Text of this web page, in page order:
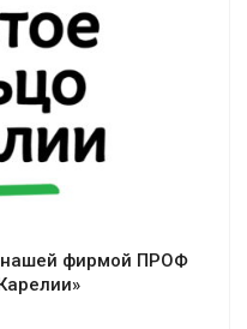
нашей фирмой ПРОФ